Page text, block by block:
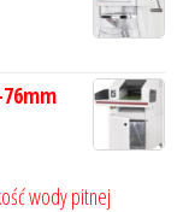
wody pitnej